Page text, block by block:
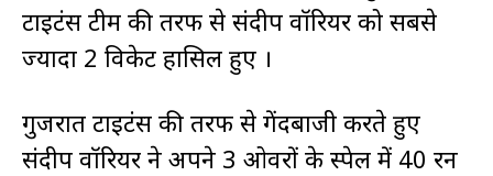
टाइटंस टीम की तरफ से संदीप वॉरियर को सबसे
ज्यादा 2 विकेट हासिल हुए ।
गुजरात टाइटंस की तरफ से गेंदबाजी करते हुए
संदीप वॉरियर ने अपने 3 ओवरों के स्पेल में 40 रन